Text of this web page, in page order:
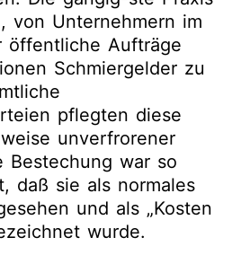
von Unternehmern im
öffentliche Aufträge
Schmiergelder zu
pflegten diese
unverfrorener
Bestechung war so
daß sie als normales
und als „Kosten
wurde.